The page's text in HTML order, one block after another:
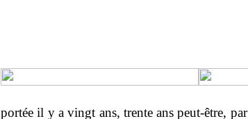
portée il y a vingt ans, trente ans peut-être,